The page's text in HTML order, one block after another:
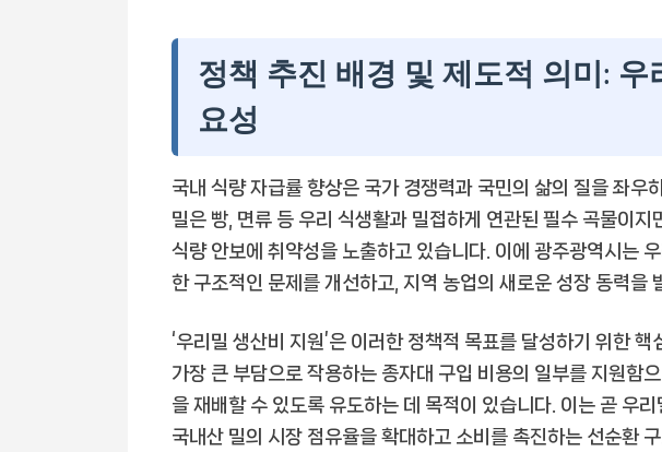
정책 추진 배경 및 제도적 의미: 우
요성
국내 식량 자급률 향상은 국가 경쟁력과 국민의 삶의 질을 좌우
밀은 빵, 면류 등 우리 식생활과 밀접하게 연관된 필수 곡물이지
식량 안보에 취약성을 노출하고 있습니다. 이에 광주광역시는
한 구조적인 문제를 개선하고, 지역 농업의 새로운 성장 동력을
‘우리밀 생산비 지원’은 이러한 정책적 목표를 달성하기 위한
가장 큰 부담으로 작용하는 종자대 구입 비용의 일부를 지원함
을 재배할 수 있도록 유도하는 데 목적이 있습니다. 이는 곧 우리
국내산 밀의 시장 점유율을 확대하고 소비를 촉진하는 선순환